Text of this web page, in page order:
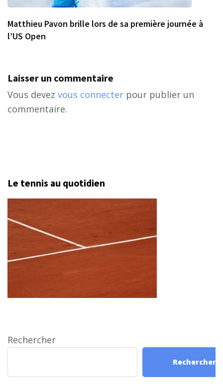
Matthieu Pavon brille lors de sa première journée à
l’US Open
Laisser un commentaire
Vous devez vous connecter pour publier un
commentaire.
Le tennis au quotidien
Rechercher
Rechercher